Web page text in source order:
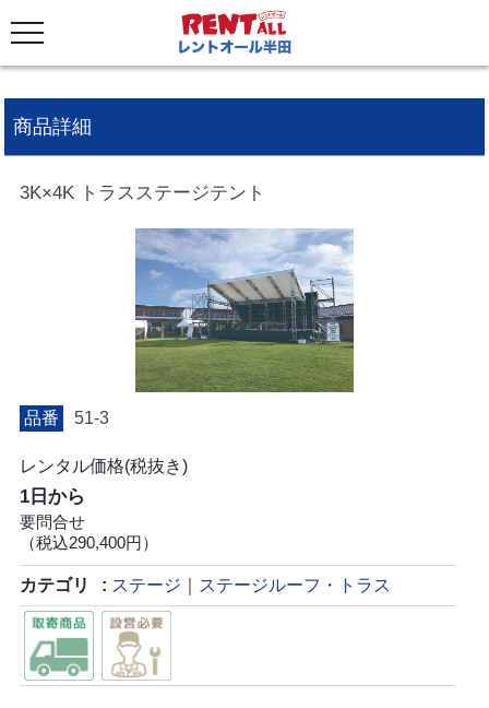
商品詳細
3K×4K トラスステージテント
品番 51-3
レンタル価格(税抜き)
1日から
要問合せ
（税込290,400円）
カテゴリ ステージ ステージルーフ・トラス